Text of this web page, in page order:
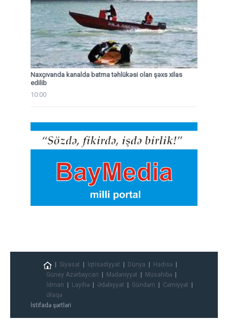
Naxçıvanda kanalda batma təhlükəsi olan şəxs xilas
edilib
10:00
Siyasət İqtisadiyyat Dünya
Hadisə
Güney Azərbaycan
Mədəniyyət
Müsahibə
İdman
Layihə Ədəbiyyat Gündəm
Cəmiyyət
Əlaqə
İstifadə şərtləri